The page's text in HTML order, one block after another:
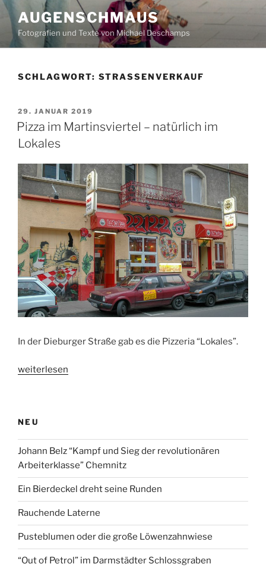
Zum
Inhalt
springen
AUGENSCHMAUS
Fotografien und Texte von Michael Deschamps
SCHLAGWORT: STRASSENVERKAUF
VERÖFFENTLICHT
AM
29. JANUAR 2019
Pizza im Martinsviertel – natürlich im
Lokales
In der Dieburger Straße gab es die Pizzeria “Lokales”.
„Pizza
natürlich
im
Lokales“
weiterlesen
NEU
Johann Belz “Kampf und Sieg der revolutionären
Arbeiterklasse” Chemnitz
Ein Bierdeckel dreht seine Runden
Rauchende Laterne
Pusteblumen oder die große Löwenzahnwiese
“Out of Petrol” im Darmstädter Schlossgraben